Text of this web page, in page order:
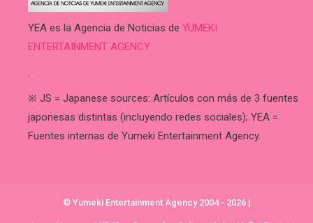
YEA es la Agencia de Noticias de YUMEKI
ENTERTAINMENT AGENCY.
.
※ JS = Japanese sources: Artículos con más de 3 fuentes
japonesas distintas (incluyendo redes sociales); YEA =
Fuentes internas de Yumeki Entertainment Agency.
© Yumeki Entertainment Agency 2004 - 2026 |